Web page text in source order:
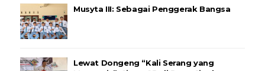
Musyta III: Sebagai Penggerak Bangsa
Lewat Dongeng “Kali Serang yang